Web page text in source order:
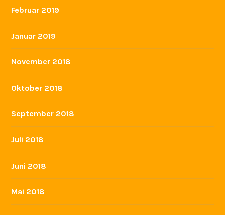
Februar 2019
Januar 2019
November 2018
Oktober 2018
September 2018
Juli 2018
Juni 2018
Mai 2018